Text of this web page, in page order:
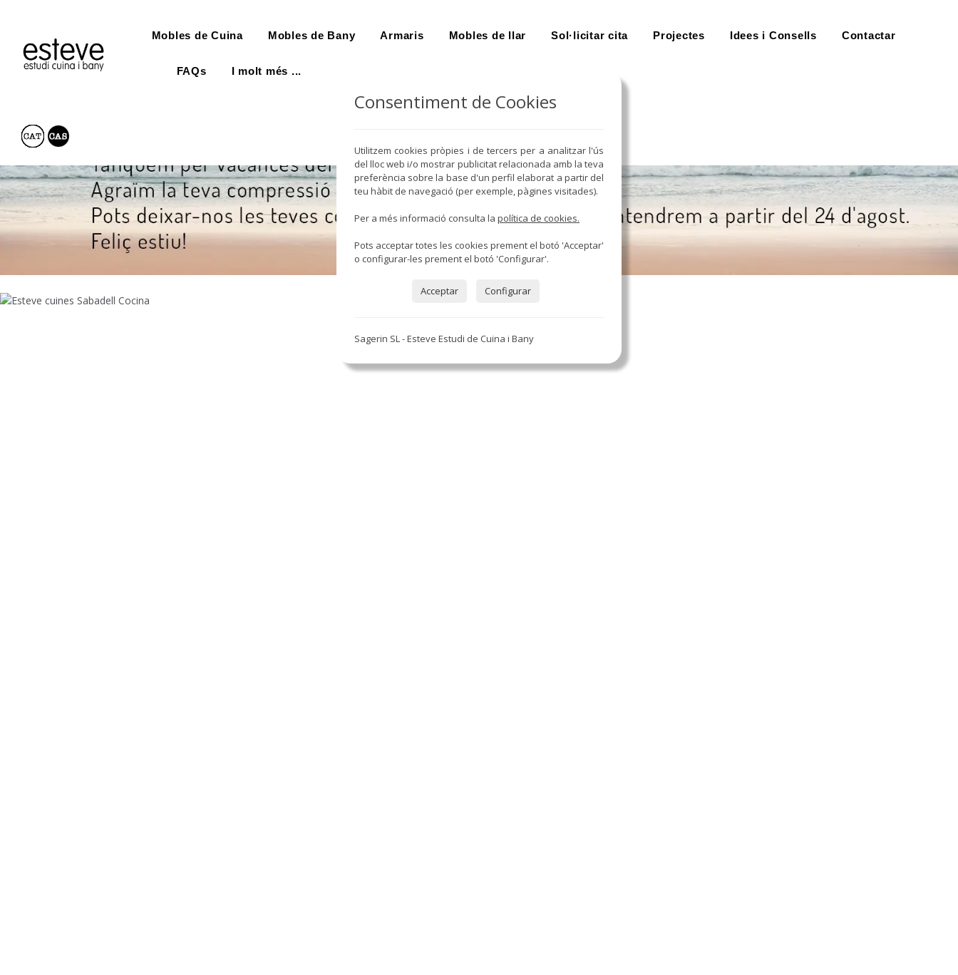
Consentiment de Cookies
Utilitzem cookies pròpies i de tercers per a analitzar l'ús
del lloc web i/o mostrar publicitat relacionada amb la teva
preferència sobre la base d'un perfil elaborat a partir del
teu hàbit de navegació (per exemple, pàgines visitades).
Per a més informació consulta la política de cookies.
Pots acceptar totes les cookies prement el botó 'Acceptar'
o configurar-les prement el botó 'Configurar'.
Acceptar Configurar
Sagerin SL - Esteve Estudi de Cuina i Bany
Mobles de Cuina Mobles de Bany Armaris Mobles de llar Sol·licitar cita Projectes Idees i Consells Contactar
FAQs I molt més ...